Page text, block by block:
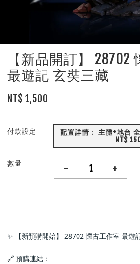
【新品開訂】 28702
最遊記 玄奘三藏
NT$ 1,500
付款設定
配置詳情： 主體+地台
NT$
數量 - +
✨ 【新預購開始】 28702 懷古工作室 最遊
🔗 預購連結：